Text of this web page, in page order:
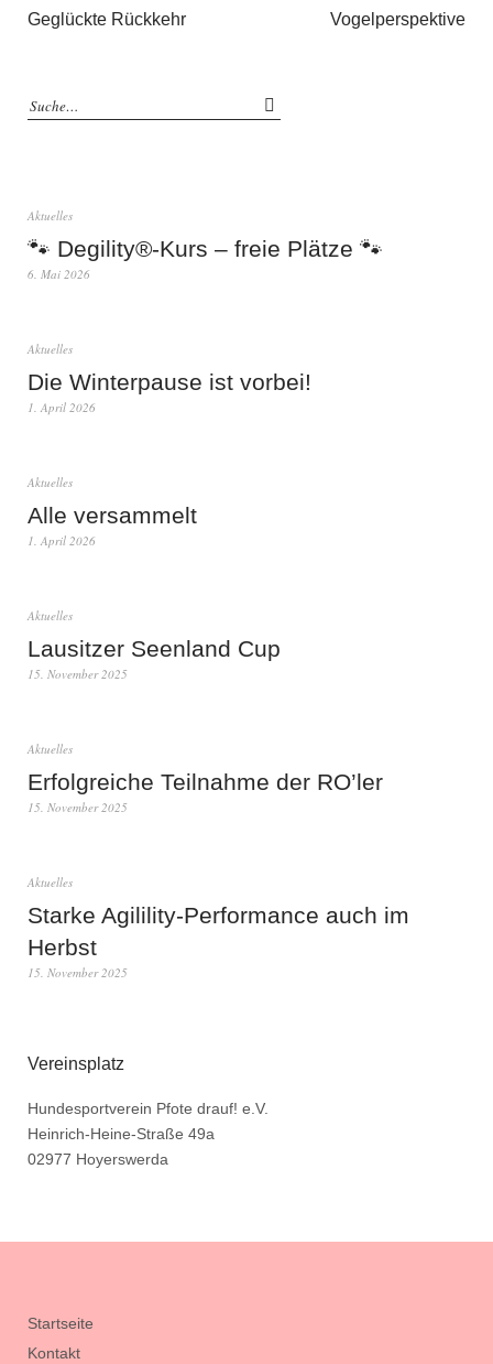
Geglückte Rückkehr Vogelperspektive
Aktuelles
🐾 Degility®-Kurs – freie Plätze 🐾
6. Mai 2026
Aktuelles
Die Winterpause ist vorbei!
1. April 2026
Aktuelles
Alle versammelt
1. April 2026
Aktuelles
Lausitzer Seenland Cup
15. November 2025
Aktuelles
Erfolgreiche Teilnahme der RO’ler
15. November 2025
Aktuelles
Starke Agilility-Performance auch im
Herbst
15. November 2025
Vereinsplatz
Hundesportverein Pfote drauf! e.V.
Heinrich-Heine-Straße 49a
02977 Hoyerswerda
Startseite
Kontakt